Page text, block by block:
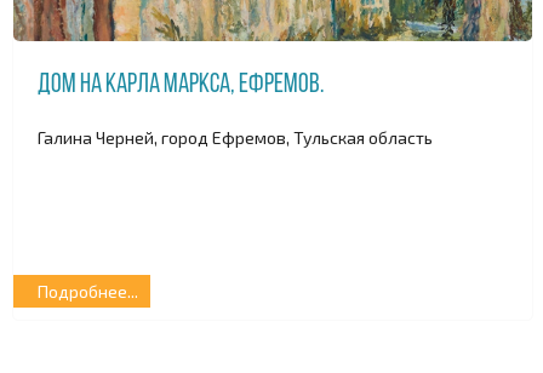
Дом на Карла Маркса, Ефремов.
Галина Черней, город Ефремов, Тульская область
Подробнее...